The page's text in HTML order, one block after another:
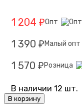
1 204 ₽Опт
1 390 ₽ Малый опт
1 570 ₽ Розница
В наличии 12 шт.
В корзину